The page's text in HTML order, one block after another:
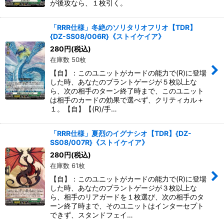
が後攻なら、１枚引く。
「RRR仕様」冬絶のソリタリオフリオ【TDR】
{DZ-SS08/006R}《ストイケイア》
280円(税込)
在庫数 50枚
【自】：このユニットがカードの能力で(R)に登場
した時、あなたのプラントゲージが５枚以上な
ら、次の相手のターン終了時まで、このユニット
は相手のカードの効果で選べず、クリティカル＋
１。【自】【(R)/手…
「RRR仕様」夏烈のイグナシオ【TDR】{DZ-
SS08/007R}《ストイケイア》
280円(税込)
在庫数 61枚
【自】：このユニットがカードの能力で(R)に登場
した時、あなたのプラントゲージが３枚以上な
ら、相手のリアガードを１枚選び、次の相手のタ
ーン終了時まで、そのユニットはインターセプト
できず、スタンドフェイ…